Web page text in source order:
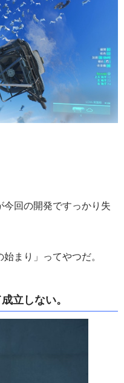
今回の開発ですっかり失
まり」ってやつだ。
立しない。